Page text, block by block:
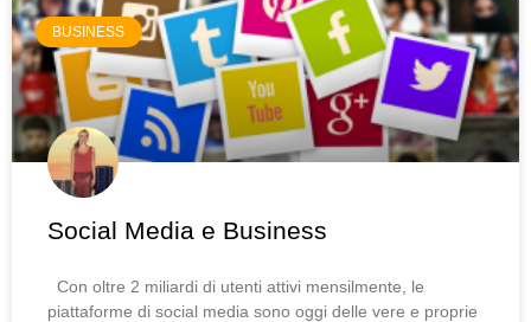
BUSINESS
Social Media e Business
Con oltre 2 miliardi di utenti attivi mensilmente, le
piattaforme di social media sono oggi delle vere e proprie